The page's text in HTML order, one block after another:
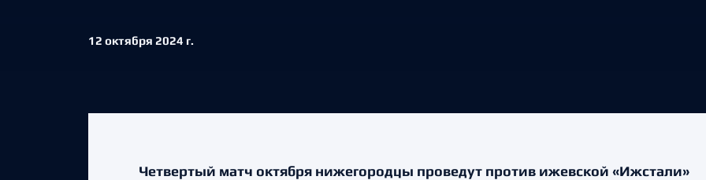
12 октября 2024 г.
Четвертый матч октября нижегородцы проведут против ижевской «Ижстали»